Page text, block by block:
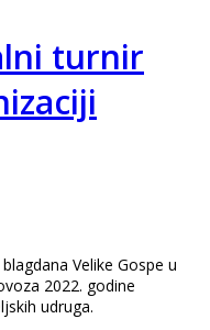
turnir
Velike Gospe u
2022. godine
udruga.